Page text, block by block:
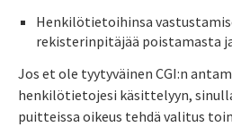
Henkilötietoihinsa
rekisterinpitäjää poistamasta
Jos et ole tyytyväinen CGI:n
henkilötietojesi käsittelyyn,
puitteissa oikeus tehdä valitus